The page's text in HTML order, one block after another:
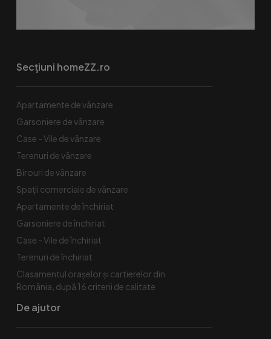
Secțiuni homeZZ.ro
Apartamente de vânzare
Garsoniere de vânzare
Case - Vile de vânzare
Terenuri de vânzare
Birouri de vânzare
Spaţii comerciale de vânzare
Apartamente de închiriat
Garsoniere de închiriat
Case - Vile de închiriat
Terenuri de închiriat
Clasamentul orașelor și cartierelor din
România, după 16 criterii de calitate
De ajutor